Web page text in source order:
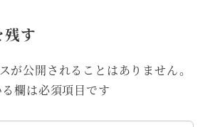
残す
が公開されることはありません。
欄は必須項目です